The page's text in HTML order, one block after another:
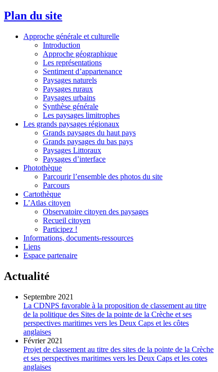
Plan du site
Approche générale et culturelle
Introduction
Approche géographique
Les représentations
Sentiment d’appartenance
Paysages naturels
Paysages ruraux
Paysages urbains
Synthèse générale
Les paysages limitrophes
Les grands paysages régionaux
Grands paysages du haut pays
Grands paysages du bas pays
Paysages Littoraux
Paysages d’interface
Photothèque
Parcourir l’ensemble des photos du site
Parcours
Cartothèque
L’Atlas citoyen
Observatoire citoyen des paysages
Recueil citoyen
Participez !
Informations, documents-ressources
Liens
Espace partenaire
Actualité
Septembre 2021
La CDNPS favorable à la proposition de classement au titre
de la politique des Sites de la pointe de la Crèche et ses
perspectives maritimes vers les Deux Caps et les côtes
anglaises
Février 2021
Projet de classement au titre des sites de la pointe de la Crèche
et ses perspectives maritimes vers les Deux Caps et les cotes
anglaises